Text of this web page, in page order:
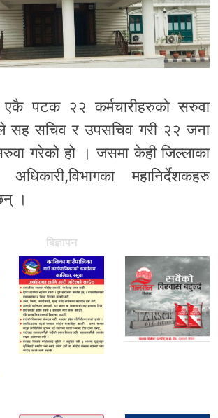
एकै पटक २२ कर्मचारीहरुको सरुवा
सह सचिव र उपसचिव गरी २२ जना
गरेको हो । जसमा केही जिल्लाका
महानिर्देशकहरु
।
बिज्ञापन